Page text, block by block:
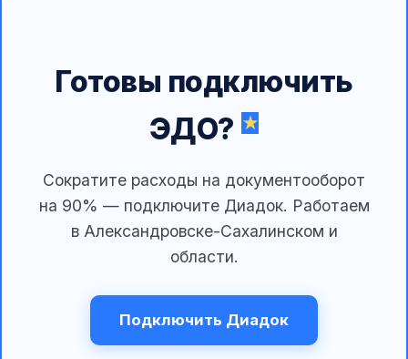
Готовы подключить
ЭДО?
Сократите расходы на документооборот
на 90% — подключите Диадок. Работаем
в Александровске-Сахалинском и
области.
Подключить Диадок